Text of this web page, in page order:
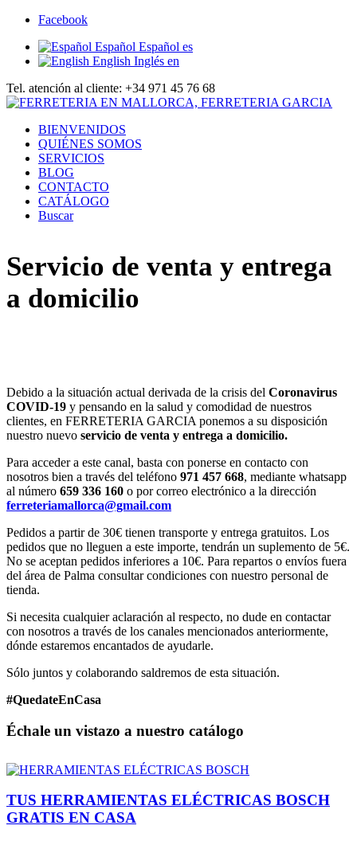
Facebook
Español Español es
English Inglés en
Tel. atención al cliente: +34 971 45 76 68
BIENVENIDOS
QUIÉNES SOMOS
SERVICIOS
BLOG
CONTACTO
CATÁLOGO
Buscar
Servicio de venta y entrega
a domicilio
Debido a la situación actual derivada de la crisis del Coronavirus
COVID-19 y pensando en la salud y comodidad de nuestros
clientes, en FERRETERIA GARCIA ponemos a su disposición
nuestro nuevo servicio de venta y entrega a domicilio.
Para acceder a este canal, basta con ponerse en contacto con
nosotros bien a través del teléfono 971 457 668, mediante whatsapp
al número 659 336 160 o por correo electrónico a la dirección
ferreteriamallorca@gmail.com
Pedidos a partir de 30€ tienen transporte y entrega gratuitos. Los
pedidos que no lleguen a este importe, tendrán un suplemento de 5€.
No se aceptan pedidos inferiores a 10€. Para repartos o envíos fuera
del área de Palma consultar condiciones con nuestro personal de
tienda.
Si necesita cualquier aclaración al respecto, no dude en contactar
con nosotros a través de los canales mencionados anteriormente,
dónde estaremos encantados de ayudarle.
Sólo juntos y colaborando saldremos de esta situación.
#QuedateEnCasa
Échale un vistazo a nuestro catálogo
TUS HERRAMIENTAS ELÉCTRICAS BOSCH
GRATIS EN CASA